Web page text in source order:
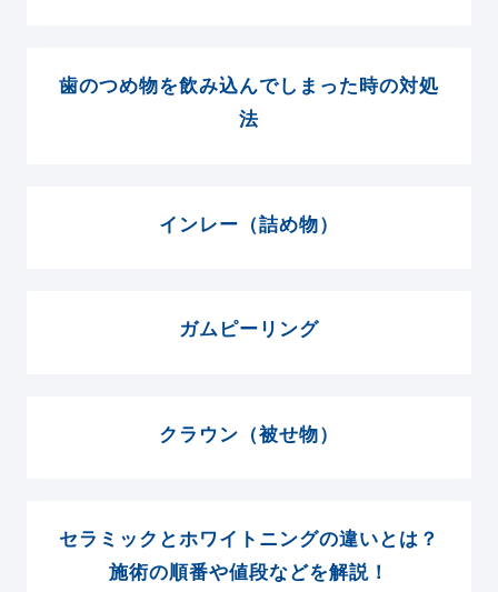
歯のつめ物を飲み込んでしまった時の対処
法
インレー（詰め物）
ガムピーリング
クラウン（被せ物）
セラミックとホワイトニングの違いとは？
施術の順番や値段などを解説！